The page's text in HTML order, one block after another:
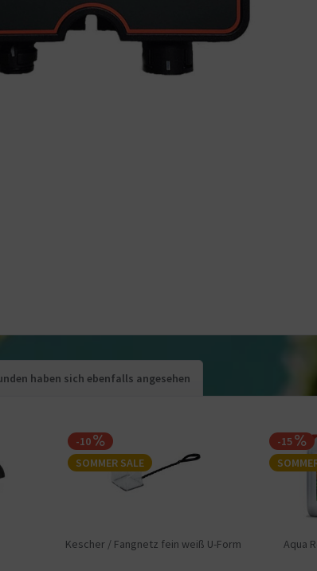
haben sich ebenfalls angesehen
-10
SOMMER SALE
Kescher / Fangnetz fein weiß U-Form
-15
Aqua